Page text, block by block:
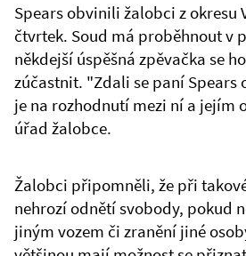
Spears obvinili žalobci z okresu
čtvrtek. Soud má proběhnout v
někdejší úspěšná zpěvačka se
zúčastnit. "Zdali se paní Spears
je na rozhodnutí mezi ní a jejím
úřad žalobce.
Žalobci připomněli, že při
nehrozí odnětí svobody, pokud
jiným vozem či zranění jiné